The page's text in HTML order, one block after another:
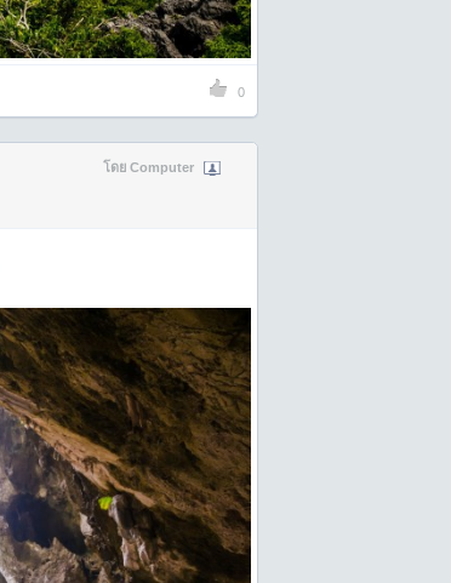
0
โดย Computer